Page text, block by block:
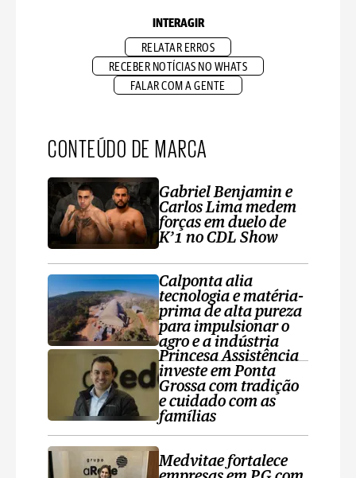
INTERAGIR
RELATAR ERROS
RECEBER NOTÍCIAS NO WHATS
FALAR COM A GENTE
CONTEÚDO DE MARCA
Gabriel Benjamin e
Carlos Lima medem
forças em duelo de
K’1 no CDL Show
Calponta alia
tecnologia e matéria-
prima de alta pureza
para impulsionar o
agro e a indústria
Princesa Assistência
investe em Ponta
Grossa com tradição
e cuidado com as
famílias
Medvitae fortalece